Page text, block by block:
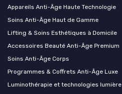
Appareils Anti-Âge Haute Technologie
Soins Anti-Âge Haut de Gamme
Lifting & Soins Esthétiques à Domicile
Accessoires Beauté Anti-Âge Premium
Soins Anti-Âge Corps
Programmes & Coffrets Anti-Âge Luxe
Luminothérapie et technologies lumière